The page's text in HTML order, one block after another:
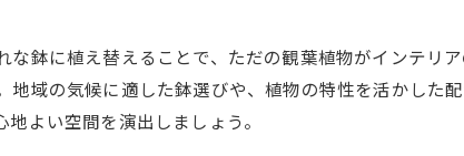
鉢に植え替えることで、ただの観葉植物がインテリ
域の気候に適した鉢選びや、植物の特性を活かした
よい空間を演出しましょう。